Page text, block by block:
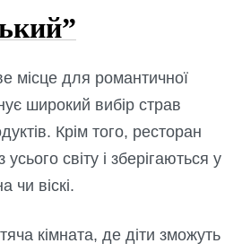
місце для романтичної
широкий вибір страв
Крім того, ресторан
світу і зберігаються у
чи віскі.
кімната, де діти зможуть